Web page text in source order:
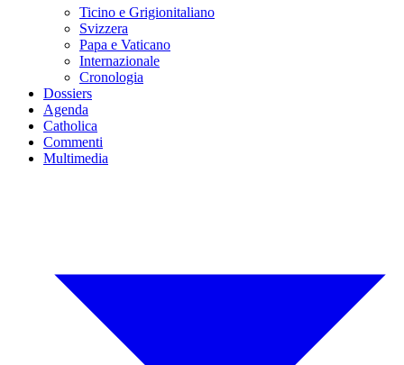
Ticino e Grigionitaliano
Svizzera
Papa e Vaticano
Internazionale
Cronologia
Dossiers
Agenda
Catholica
Commenti
Multimedia